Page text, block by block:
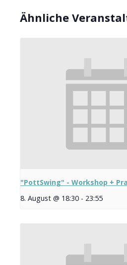
Ähnliche
"PottSwing" - Workshop +
8. August @ 18:30 - 23:55